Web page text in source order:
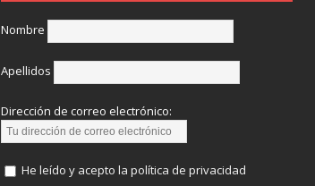
Nombre
Apellidos
Dirección de correo electrónico:
He leído y acepto la política de privacidad